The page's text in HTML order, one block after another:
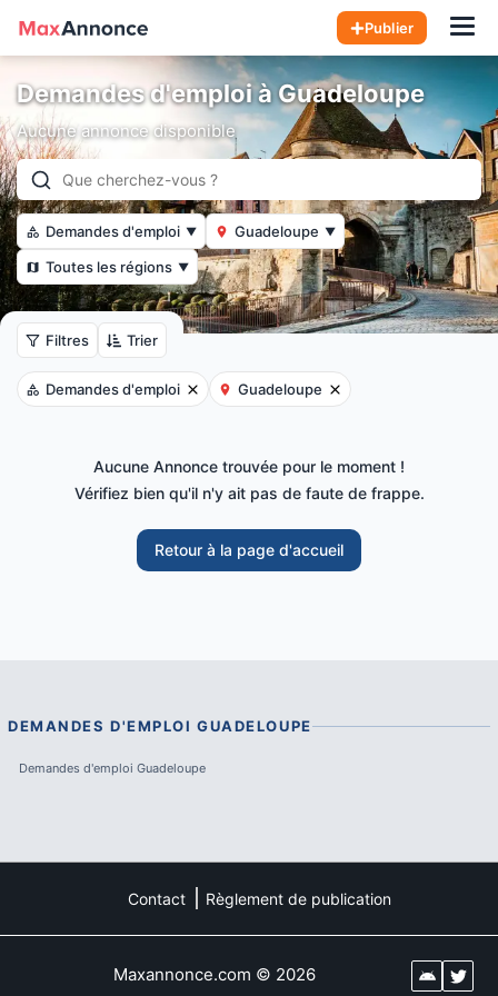
Publier
Demandes d'emploi à Guadeloupe
Aucune annonce disponible
Demandes d'emploi ▼ Guadeloupe ▼
Toutes les régions ▼
Filtres Trier
Demandes d'emploi Guadeloupe
Aucune Annonce trouvée pour le moment !
Vérifiez bien qu'il n'y ait pas de faute de frappe.
Retour à la page d'accueil
DEMANDES D'EMPLOI GUADELOUPE
Demandes d'emploi Guadeloupe
Contact Règlement de publication
Maxannonce.com © 2026